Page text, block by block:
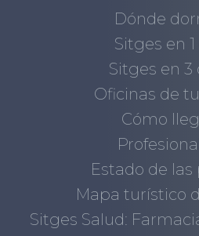
Dónde
Sitges en 1
Sitges en 3
Oficinas de
Cómo
Estado de las
Mapa turístico
Sitges Salud: